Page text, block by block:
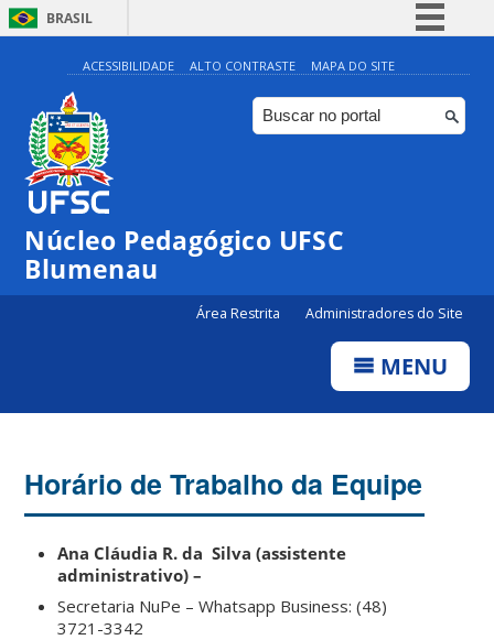
BRASIL
Simplifique!
Comunica BR
Participe
Canais
ACESSIBILIDADE ALTO CONTRASTE MAPA DO SITE
Núcleo Pedagógico UFSC
Blumenau
Área Restrita Administradores do Site
MENU
Horário de Trabalho da Equipe
Ana Cláudia R. da Silva (assistente
administrativo) –
Secretaria NuPe – Whatsapp Business: (48)
3721-3342